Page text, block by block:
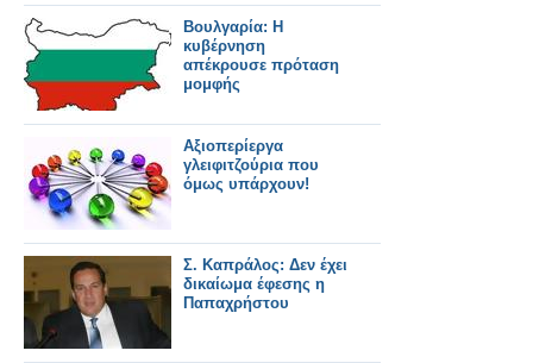
Βουλγαρία: Η
κυβέρνηση
απέκρουσε πρόταση
μομφής
Αξιοπερίεργα
γλειφιτζούρια που
όμως υπάρχουν!
Σ. Καπράλος: Δεν έχει
δικαίωμα έφεσης η
Παπαχρήστου